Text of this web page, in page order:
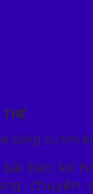
THỂ
công cụ tìm
bài bản, kế
chuyên